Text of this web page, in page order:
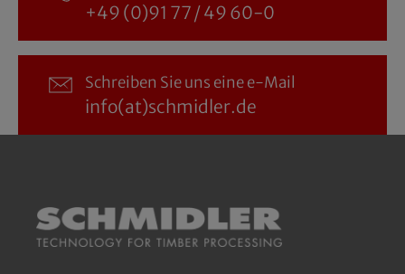
+49 (0)91 77 / 49 60-0
Schreiben Sie uns eine e-Mail
info(at)schmidler.de